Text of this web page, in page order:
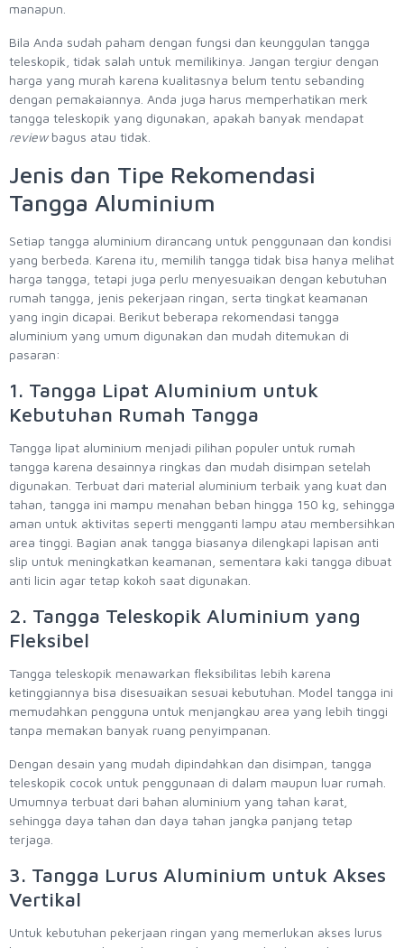
manapun.
Bila Anda sudah paham dengan fungsi dan keunggulan tangga
teleskopik, tidak salah untuk memilikinya. Jangan tergiur dengan
harga yang murah karena kualitasnya belum tentu sebanding
dengan pemakaiannya. Anda juga harus memperhatikan merk
tangga teleskopik yang digunakan, apakah banyak mendapat
review bagus atau tidak.
Jenis dan Tipe Rekomendasi
Tangga Aluminium
Setiap tangga aluminium dirancang untuk penggunaan dan kondisi
yang berbeda. Karena itu, memilih tangga tidak bisa hanya melihat
harga tangga, tetapi juga perlu menyesuaikan dengan kebutuhan
rumah tangga, jenis pekerjaan ringan, serta tingkat keamanan
yang ingin dicapai. Berikut beberapa rekomendasi tangga
aluminium yang umum digunakan dan mudah ditemukan di
pasaran:
1. Tangga Lipat Aluminium untuk
Kebutuhan Rumah Tangga
Tangga lipat aluminium menjadi pilihan populer untuk rumah
tangga karena desainnya ringkas dan mudah disimpan setelah
digunakan. Terbuat dari material aluminium terbaik yang kuat dan
tahan, tangga ini mampu menahan beban hingga 150 kg, sehingga
aman untuk aktivitas seperti mengganti lampu atau membersihkan
area tinggi. Bagian anak tangga biasanya dilengkapi lapisan anti
slip untuk meningkatkan keamanan, sementara kaki tangga dibuat
anti licin agar tetap kokoh saat digunakan.
2. Tangga Teleskopik Aluminium yang
Fleksibel
Tangga teleskopik menawarkan fleksibilitas lebih karena
ketinggiannya bisa disesuaikan sesuai kebutuhan. Model tangga ini
memudahkan pengguna untuk menjangkau area yang lebih tinggi
tanpa memakan banyak ruang penyimpanan.
Dengan desain yang mudah dipindahkan dan disimpan, tangga
teleskopik cocok untuk penggunaan di dalam maupun luar rumah.
Umumnya terbuat dari bahan aluminium yang tahan karat,
sehingga daya tahan dan daya tahan jangka panjang tetap
terjaga.
3. Tangga Lurus Aluminium untuk Akses
Vertikal
Untuk kebutuhan pekerjaan ringan yang memerlukan akses lurus